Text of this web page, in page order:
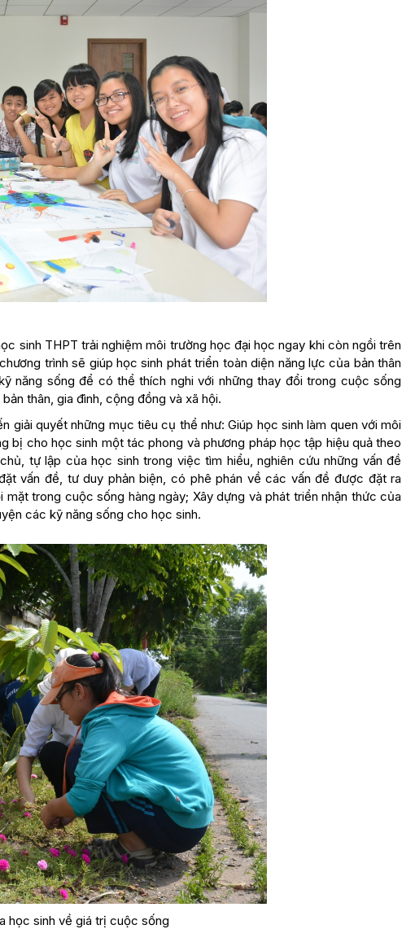
sinh THPT trải nghiệm môi trường học đại học ngay khi còn ngồi trên
trình sẽ giúp học sinh phát triển toàn diện năng lực của bản thân
năng sống để có thể thích nghi với những thay đổi trong cuộc sống
thân, gia đình, cộng đồng và xã hội.
quyết những mục tiêu cụ thể như: Giúp học sinh làm quen với môi
bị cho học sinh một tác phong và phương pháp học tập hiệu quả theo
tự lập của học sinh trong việc tìm hiểu, nghiên cứu những vấn đề
vấn đề, tư duy phản biện, có phê phán về các vấn đề được đặt ra
trong cuộc sống hàng ngày; Xây dựng và phát triển nhận thức của
các kỹ năng sống cho học sinh.
học sinh về giá trị cuộc sống